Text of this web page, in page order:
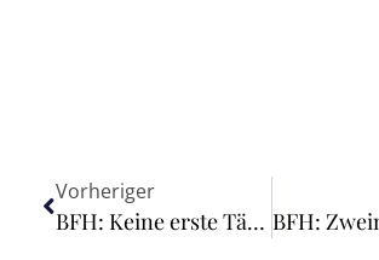
Vorheriger
BFH: Keine erste Tätigkeitsstätte eines Leiharbeitnehmers beim Entleiher im Rahmen eines unbefristeten Leiharbeitsverhältnisses